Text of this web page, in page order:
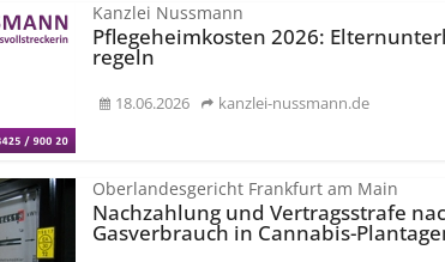
Kanzlei Nussmann
Pflegeheimkosten 2026:
regeln
18.06.2026 kanzlei-nussmann.de
Oberlandesgericht Frankfurt am Main
Nachzahlung und Vertragsstrafe
Gasverbrauch in Cannabis-